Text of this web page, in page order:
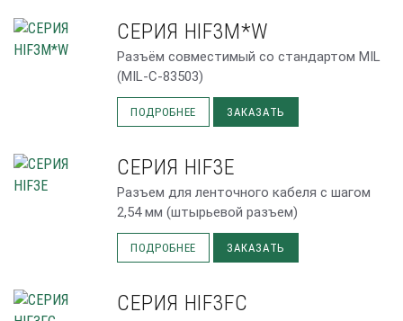
СЕРИЯ HIF3M*W
Разъём совместимый со стандартом MIL
(MIL-C-83503)
ПОДРОБНЕЕ ЗАКАЗАТЬ
СЕРИЯ HIF3E
Разъем для ленточного кабеля с шагом
2,54 мм (штырьевой разъем)
ПОДРОБНЕЕ ЗАКАЗАТЬ
СЕРИЯ HIF3FC